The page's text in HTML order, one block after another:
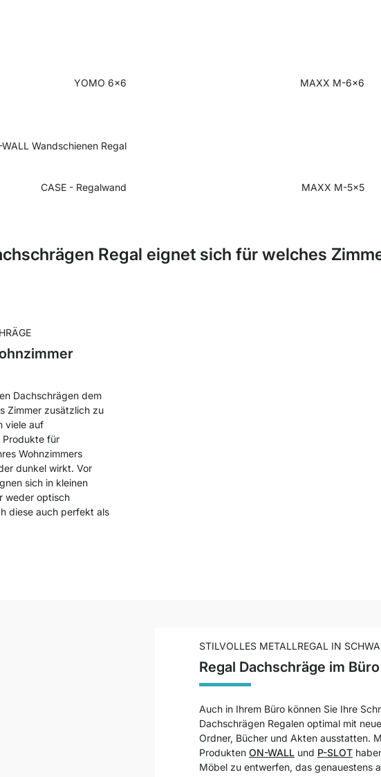
YOMO 6x6 MAXX M-6x6
Wandschienen Regal
CASE - Regalwand MAXX M-5x5
Regal eignet sich für welches
Dachschrägen dem
Zimmer zusätzlich zu
viele auf
Produkte für
Wohnzimmers
dunkel wirkt. Vor
sich in kleinen
weder optisch
diese auch perfekt als
STILVOLLES METALLREGAL IN
Regal Dachschräge im Büro
Auch in Ihrem Büro können Sie Ihre
Dachschrägen Regalen optimal mit
Ordner, Bücher und Akten ausstatten.
Produkten ON-WALL und P-SLOT
Möbel zu entwerfen, das genauestens